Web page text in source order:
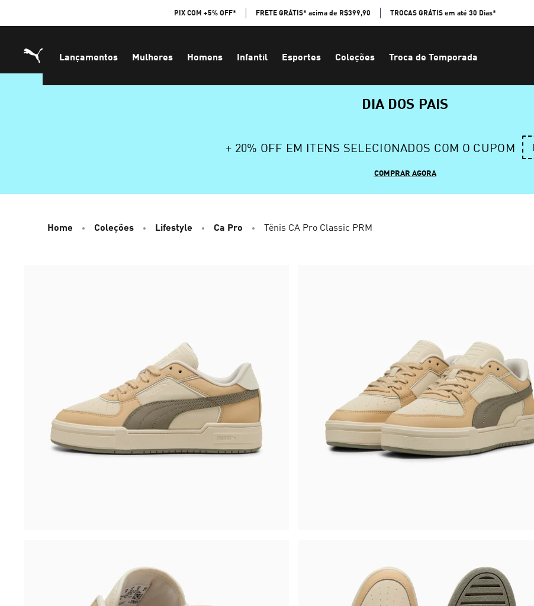
PIX COM +5% OFF* FRETE GRÁTIS* acima de R$399,90 TROCAS GRÁTIS em até 30 Dias*
Lançamentos Mulheres Homens Infantil Esportes Coleções Troca de Temporada
DIA DOS PAIS
+ 20% OFF EM ITENS SELECIONADOS COM O CUPOM
COMPRAR AGORA
Home Coleções Lifestyle Ca Pro Tênis CA Pro Classic PRM